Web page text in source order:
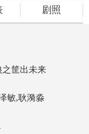
剧照
筐出未来
敏,耿漪淼